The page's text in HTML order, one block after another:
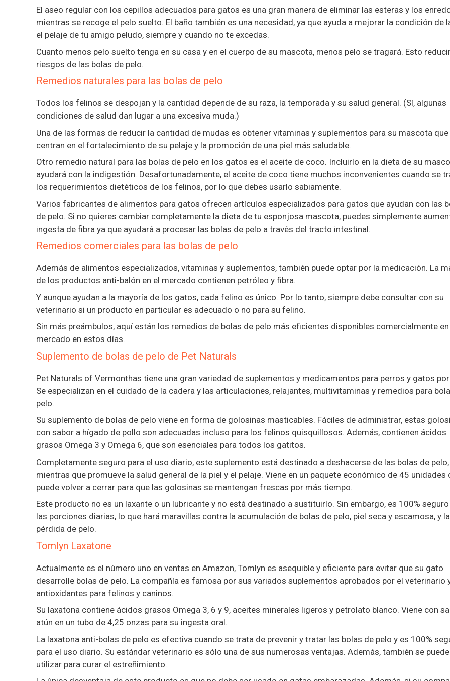
El aseo regular con los cepillos adecuados para gatos es una gran manera de eliminar las esteras y los
mientras se recoge el pelo suelto. El baño también es una necesidad, ya que ayuda a mejorar la condición de
el pelaje de tu amigo peludo, siempre y cuando no te excedas.
Cuanto menos pelo suelto tenga en su casa y en el cuerpo de su mascota, menos pelo se tragará. Esto
riesgos de las bolas de pelo.
Remedios naturales para las bolas de pelo
Todos los felinos se despojan y la cantidad depende de su raza, la temporada y su salud general. (Sí, algunas
condiciones de salud dan lugar a una excesiva muda.)
Una de las formas de reducir la cantidad de mudas es obtener vitaminas y suplementos para su mascota
centran en el fortalecimiento de su pelaje y la promoción de una piel más saludable.
Otro remedio natural para las bolas de pelo en los gatos es el aceite de coco. Incluirlo en la dieta de su
ayudará con la indigestión. Desafortunadamente, el aceite de coco tiene muchos inconvenientes cuando se
los requerimientos dietéticos de los felinos, por lo que debes usarlo sabiamente.
Varios fabricantes de alimentos para gatos ofrecen artículos especializados para gatos que ayudan con las
de pelo. Si no quieres cambiar completamente la dieta de tu esponjosa mascota, puedes simplemente
ingesta de fibra ya que ayudará a procesar las bolas de pelo a través del tracto intestinal.
Remedios comerciales para las bolas de pelo
Además de alimentos especializados, vitaminas y suplementos, también puede optar por la medicación. La
de los productos anti-balón en el mercado contienen petróleo y fibra.
Y aunque ayudan a la mayoría de los gatos, cada felino es único. Por lo tanto, siempre debe consultar con su
veterinario si un producto en particular es adecuado o no para su felino.
Sin más preámbulos, aquí están los remedios de bolas de pelo más eficientes disponibles comercialmente en
mercado en estos días.
Suplemento de bolas de pelo de Pet Naturals
Pet Naturals of Vermonthas tiene una gran variedad de suplementos y medicamentos para perros y gatos
Se especializan en el cuidado de la cadera y las articulaciones, relajantes, multivitaminas y remedios para
pelo.
Su suplemento de bolas de pelo viene en forma de golosinas masticables. Fáciles de administrar, estas
con sabor a hígado de pollo son adecuadas incluso para los felinos quisquillosos. Además, contienen ácidos
grasos Omega 3 y Omega 6, que son esenciales para todos los gatitos.
Completamente seguro para el uso diario, este suplemento está destinado a deshacerse de las bolas de pelo,
mientras que promueve la salud general de la piel y el pelaje. Viene en un paquete económico de 45 unidades
puede volver a cerrar para que las golosinas se mantengan frescas por más tiempo.
Este producto no es un laxante o un lubricante y no está destinado a sustituirlo. Sin embargo, es 100%
las porciones diarias, lo que hará maravillas contra la acumulación de bolas de pelo, piel seca y escamosa, y la
pérdida de pelo.
Tomlyn Laxatone
Actualmente es el número uno en ventas en Amazon, Tomlyn es asequible y eficiente para evitar que su gato
desarrolle bolas de pelo. La compañía es famosa por sus variados suplementos aprobados por el veterinario
antioxidantes para felinos y caninos.
Su laxatona contiene ácidos grasos Omega 3, 6 y 9, aceites minerales ligeros y petrolato blanco. Viene con
atún en un tubo de 4,25 onzas para su ingesta oral.
La laxatona anti-bolas de pelo es efectiva cuando se trata de prevenir y tratar las bolas de pelo y es 100%
para el uso diario. Su estándar veterinario es sólo una de sus numerosas ventajas. Además, también se puede
utilizar para curar el estreñimiento.